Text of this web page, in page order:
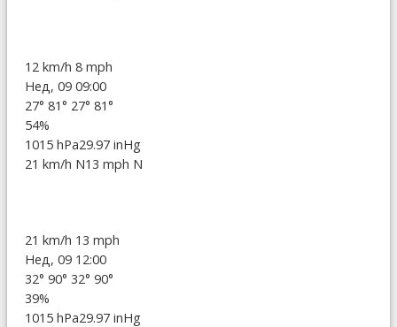
12 km/h 8 mph
Нед, 09 09:00
27° 81° 27° 81°
54%
1015 hPa29.97 inHg
21 km/h N13 mph N
21 km/h 13 mph
Нед, 09 12:00
32° 90° 32° 90°
39%
1015 hPa29.97 inHg